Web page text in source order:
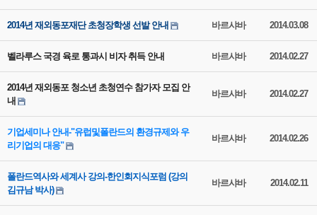
2014년 재외동포재단 초청장학생 선발 안내 바르샤바 2014.03.08
벨라루스 국경 육로 통과시 비자 취득 안내 바르샤바 2014.02.27
2014년 재외동포 청소년 초청연수 참가자 모집 안
내
바르샤바 2014.02.27
기업세미나 안내-"유럽및폴란드의 환경규제와 우
리기업의 대응"
바르샤바 2014.02.26
폴란드역사와 세계사 강의-한인회지식포럼 (강의
김규남 박사)
바르샤바 2014.02.11